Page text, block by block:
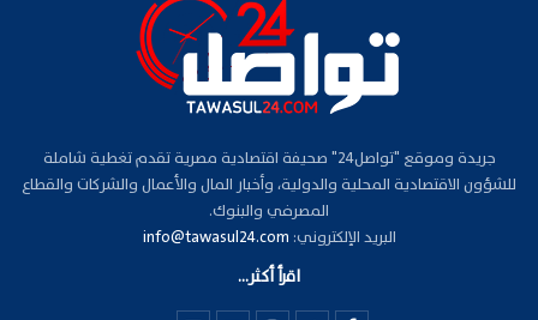
جريدة وموقع "تواصل24" صحيفة اقتصادية مصرية تقدم تغطية شاملة
للشؤون الاقتصادية المحلية والدولية، وأخبار المال والأعمال والشركات والقطاع
المصرفي والبنوك.
البريد الإلكتروني: info@tawasul24.com
اقرأ أكثر...